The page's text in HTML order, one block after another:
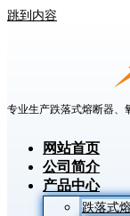
跳到内容
专业生产跌落式熔断器、
网站首页
公司简介
产品中心
跌落式